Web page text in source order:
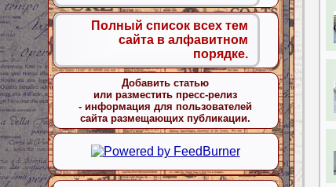
Полный список всех тем
сайта в алфавитном
порядке.
Добавить статью
или разместить пресс-релиз
- информация для пользователей
сайта размещающих публикации.